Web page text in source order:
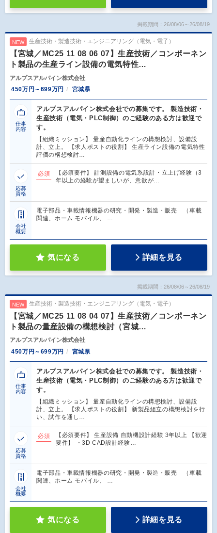
掲載期間：26/08/06～26/08/19
NEW 生産技術・製造技術・エンジニアリング（電気・電子）
【宮城／MC25 11 08 06 07】生産技術／コンポーネン
ト製品の生産ライン設備の電気特性…
アルプスアルパイン株式会社
450万円～699万円
宮城県
仕事
内容
アルプスアルパイン株式会社での募集です。 製造技術・
生産技術（電気・PLC制御）のご経験のある方は歓迎で
す。
【組織ミッション】 量産自動化ラインの構想検討、設備設
計、立上。 【求人ポストの役割】 生産ライン設備の電気特性
評価の構想検討…
応募
資格
必須
【必須要件】 計測設備の電気系設計・立上げ経験（3
年以上の経験が望ましいが、意欲が…
会社
概要
電子部品・車載情報機器の研究・開発・製造・販売 （車載
関連、ホーム モバイル、 …
気になる 詳細を見る
掲載期間：26/08/06～26/08/19
NEW 生産技術・製造技術・エンジニアリング（電気・電子）
【宮城／MC25 11 08 04 07】生産技術／コンポーネン
ト製品の量産設備の構想検討（宮城…
アルプスアルパイン株式会社
450万円～699万円
宮城県
仕事
内容
アルプスアルパイン株式会社での募集です。 製造技術・
生産技術（電気・PLC制御）のご経験のある方は歓迎で
す。
【組織ミッション】 量産自動化ラインの構想検討、設備設
計、立上。 【求人ポストの役割】 新製品組立の構想検討を行
い、試作を通し…
応募
資格
必須
【必須要件】 生産設備 自動機設計経験 3年以上 【歓迎
要件】 ・3D CAD設計経験…
会社
概要
電子部品・車載情報機器の研究・開発・製造・販売 （車載
関連、ホーム モバイル、 …
気になる 詳細を見る